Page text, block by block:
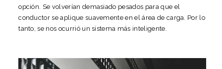
opción. Se volverían demasiado pesados ​​para que el
conductor se aplique suavemente en el área de carga. Por lo
tanto, se nos ocurrió un sistema más inteligente.